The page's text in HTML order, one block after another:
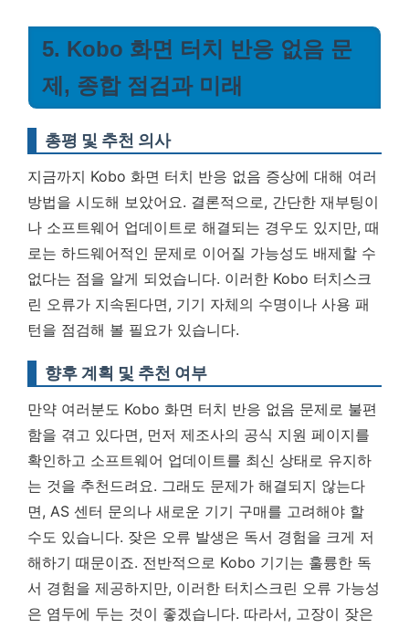
5. Kobo 화면 터치 반응 없음 문
제, 종합 점검과 미래
총평 및 추천 의사
지금까지 Kobo 화면 터치 반응 없음 증상에 대해 여러
방법을 시도해 보았어요. 결론적으로, 간단한 재부팅이
나 소프트웨어 업데이트로 해결되는 경우도 있지만, 때
로는 하드웨어적인 문제로 이어질 가능성도 배제할 수
없다는 점을 알게 되었습니다. 이러한 Kobo 터치스크
린 오류가 지속된다면, 기기 자체의 수명이나 사용 패
턴을 점검해 볼 필요가 있습니다.
향후 계획 및 추천 여부
만약 여러분도 Kobo 화면 터치 반응 없음 문제로 불편
함을 겪고 있다면, 먼저 제조사의 공식 지원 페이지를
확인하고 소프트웨어 업데이트를 최신 상태로 유지하
는 것을 추천드려요. 그래도 문제가 해결되지 않는다
면, AS 센터 문의나 새로운 기기 구매를 고려해야 할
수도 있습니다. 잦은 오류 발생은 독서 경험을 크게 저
해하기 때문이죠. 전반적으로 Kobo 기기는 훌륭한 독
서 경험을 제공하지만, 이러한 터치스크린 오류 가능성
은 염두에 두는 것이 좋겠습니다. 따라서, 고장이 잦은